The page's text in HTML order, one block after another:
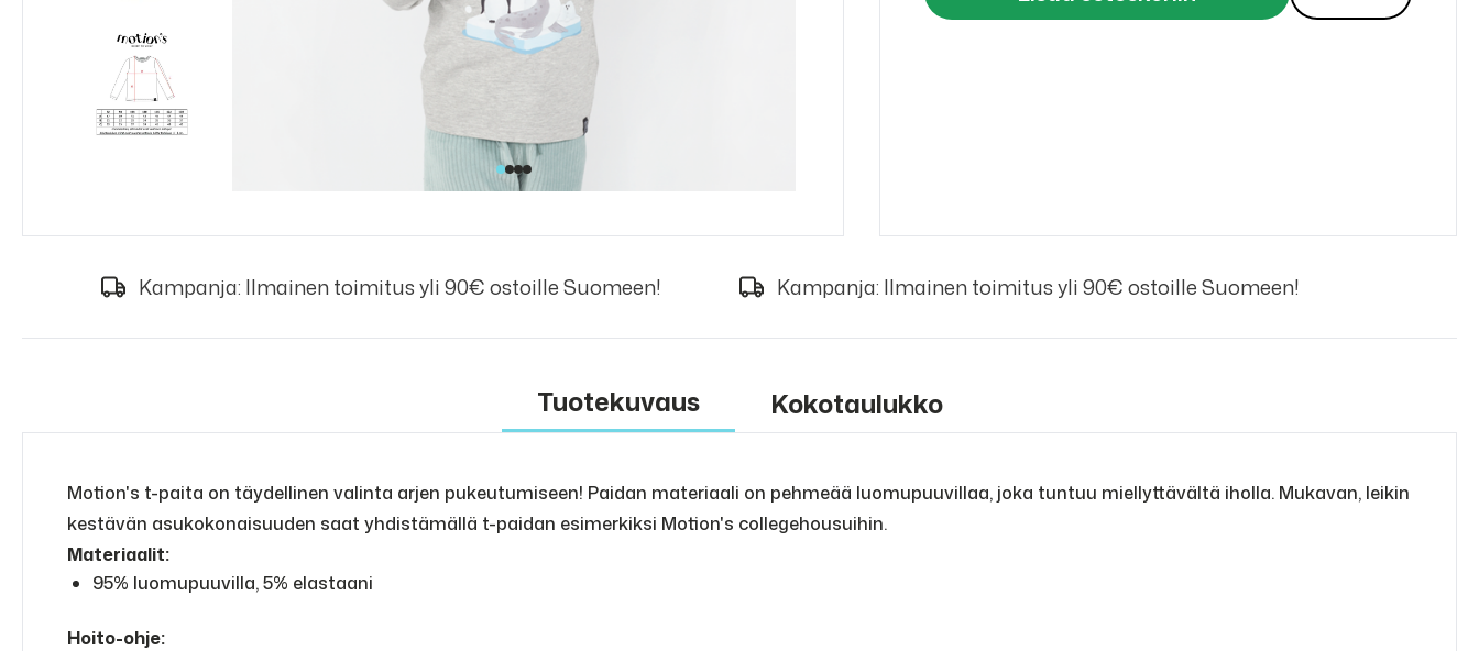
Kampanja: Ilmainen toimitus yli 90€ ostoille Suomeen! Kampanja: Ilmainen toimitus yli 90€ ostoille Suomeen!
Tuotekuvaus Kokotaulukko
Motion's t-paita on täydellinen valinta arjen pukeutumiseen! Paidan materiaali on pehmeää luomupuuvillaa, joka tuntuu miellyttävältä iholla. Mukavan, leikin
kestävän asukokonaisuuden saat yhdistämällä t-paidan esimerkiksi Motion's collegehousuihin.
Materiaalit:
95% luomupuuvilla, 5% elastaani
Hoito-ohje: